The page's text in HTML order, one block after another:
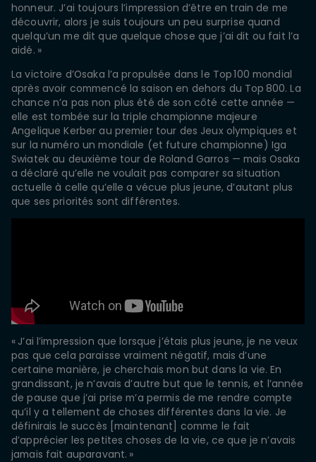
honneur. J’ai toujours l’impression d’être en train de me
découvrir, alors je suis toujours un peu surprise quand
quelqu’un me dit que quelque chose que j’ai dit ou fait l’a
aidé. »
La victoire d’Osaka l’a propulsée dans le Top 100 mondial
après avoir commencé la saison en dehors du Top 800. La
chance n’a pas non plus été de son côté cette année —
elle est tombée sur la triple championne majeure
Angelique Kerber au premier tour des Jeux olympiques et
sur la numéro un mondiale (et future championne) Iga
Swiatek au deuxième tour de Roland Garros — mais Osaka
a déclaré qu’elle ne voulait pas comparer sa situation
actuelle à celle qu’elle a vécue plus jeune, d’autant plus
que ses priorités sont différentes.
« J’ai l’impression que lorsque j’étais plus jeune, je ne veux
pas que cela paraisse vraiment négatif, mais d’une
certaine manière, je cherchais mon but dans la vie. En
grandissant, je n’avais d’autre but que le tennis, et l’année
de pause que j’ai prise m’a permis de me rendre compte
qu’il y a tellement de choses différentes dans la vie. Je
définirais le succès [maintenant] comme le fait
d’apprécier les petites choses de la vie, ce que je n’avais
jamais fait auparavant. »